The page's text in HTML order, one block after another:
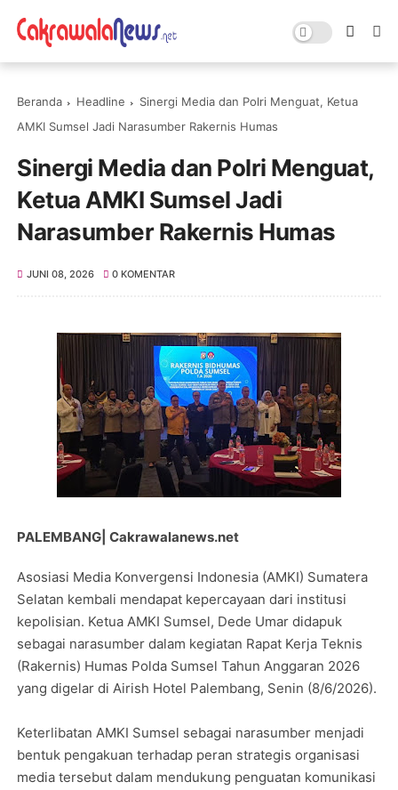
Beranda Headline
Sinergi Media dan Polri Menguat, Ketua
AMKI Sumsel Jadi Narasumber Rakernis Humas
Sinergi Media dan Polri Menguat,
Ketua AMKI Sumsel Jadi
Narasumber Rakernis Humas
JUNI 08, 2026 0 KOMENTAR
PALEMBANG| Cakrawalanews.net
Asosiasi Media Konvergensi Indonesia (AMKI) Sumatera
Selatan kembali mendapat kepercayaan dari institusi
kepolisian. Ketua AMKI Sumsel, Dede Umar didapuk
sebagai narasumber dalam kegiatan Rapat Kerja Teknis
(Rakernis) Humas Polda Sumsel Tahun Anggaran 2026
yang digelar di Airish Hotel Palembang, Senin (8/6/2026).
Keterlibatan AMKI Sumsel sebagai narasumber menjadi
bentuk pengakuan terhadap peran strategis organisasi
media tersebut dalam mendukung penguatan komunikasi